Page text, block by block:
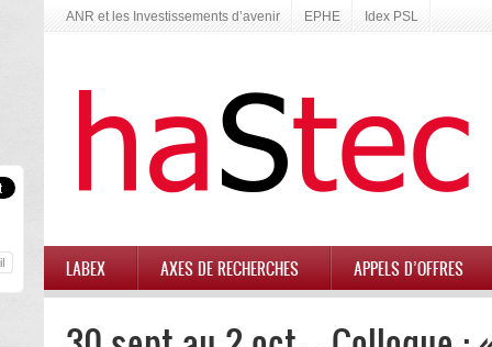
ANR et les Investissements d’avenir EPHE Idex PSL
LABEX AXES DE RECHERCHES APPELS D’OFFRES